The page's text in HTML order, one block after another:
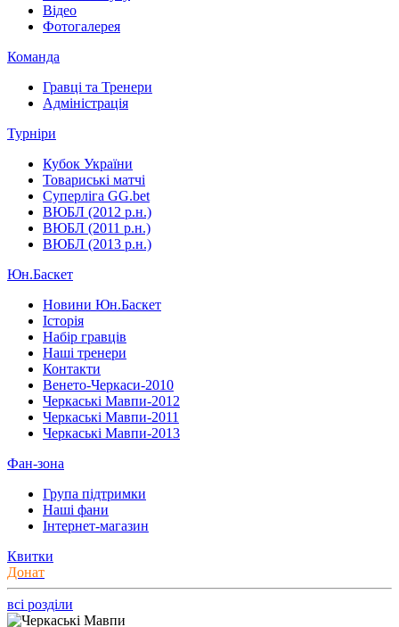
Відео
Фотогалерея
Команда
Гравці та Тренери
Адміністрація
Турніри
Кубок України
Товариські матчі
Суперліга GG.bet
ВЮБЛ (2012 р.н.)
ВЮБЛ (2011 р.н.)
ВЮБЛ (2013 р.н.)
Юн.Баскет
Новини Юн.Баскет
Історія
Набір гравців
Наші тренери
Контакти
Венето-Черкаси-2010
Черкаські Мавпи-2012
Черкаські Мавпи-2011
Черкаські Мавпи-2013
Фан-зона
Група підтримки
Наші фани
Інтернет-магазин
Квитки
Донат
всі розділи